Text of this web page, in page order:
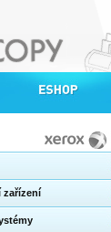
zařízení
obchod xcopy